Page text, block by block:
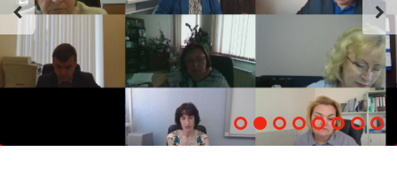
Приемная
комиссия
+7 (831) 262-26-20